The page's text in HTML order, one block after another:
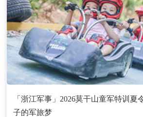
「浙江军事」2026莫干山童军特训夏
子的军旅梦